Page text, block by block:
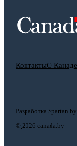
КонтактыО Канаде
© 2026 canada.by
Разработка Spartan.by